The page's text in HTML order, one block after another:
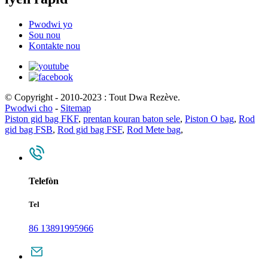
Pwodwi yo
Sou nou
Kontakte nou
© Copyright - 2010-2023 : Tout Dwa Rezève.
Pwodwi cho - Sitemap
Piston gid bag FKF, prentan kouran baton sele, Piston O bag, Rod
gid bag FSB, Rod gid bag FSF, Rod Mete bag,
Telefòn
Tel
86 13891995966